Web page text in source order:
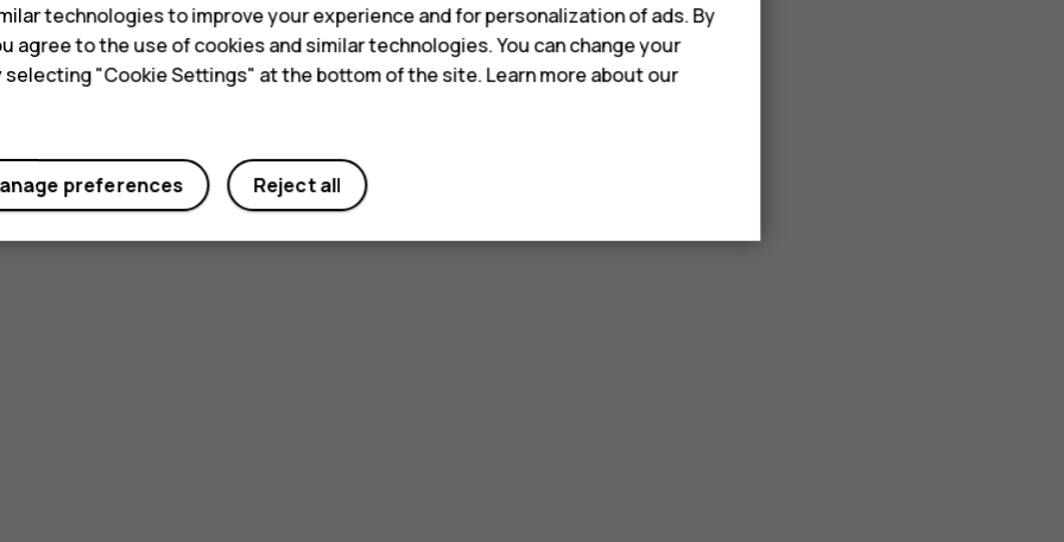
technologies to improve your experience and for personalization of ads. By
agree to the use of cookies and similar technologies. You can change your
"Cookie Settings" at the bottom of the site. Learn more about our
Reject all
preferences